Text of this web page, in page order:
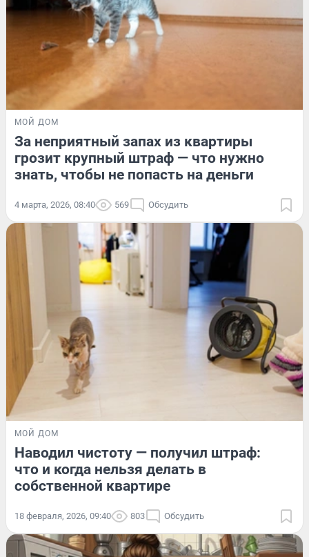
МОЙ ДОМ
За неприятный запах из квартиры
грозит крупный штраф — что нужно
знать, чтобы не попасть на деньги
4 марта, 2026, 08:40 569 Обсудить
МОЙ ДОМ
Наводил чистоту — получил штраф:
что и когда нельзя делать в
собственной квартире
18 февраля, 2026, 09:40 803 Обсудить